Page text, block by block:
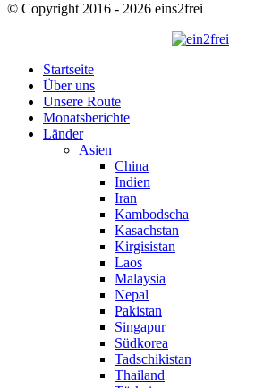
© Copyright 2016 - 2026 eins2frei
Startseite
Über uns
Unsere Route
Monatsberichte
Länder
Asien
China
Indien
Iran
Kambodscha
Kasachstan
Kirgisistan
Laos
Malaysia
Nepal
Pakistan
Singapur
Südkorea
Tadschikistan
Thailand